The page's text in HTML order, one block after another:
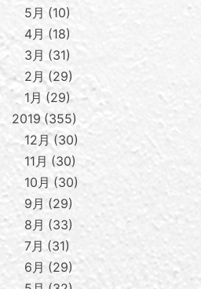
5月
10
4月
18
3月
31
2月 29
1月
29
2019 355
12月 30
11月
30
10月 30
9月
29
8月
33
7月
31
6月
29